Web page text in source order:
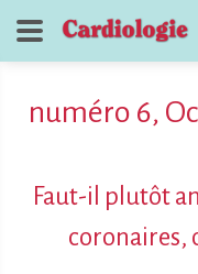
numéro 6,
Faut-il plutôt
coronaires,